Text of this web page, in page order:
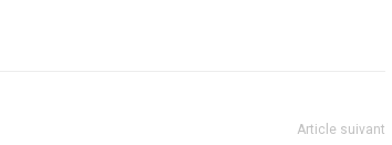
Article suivant